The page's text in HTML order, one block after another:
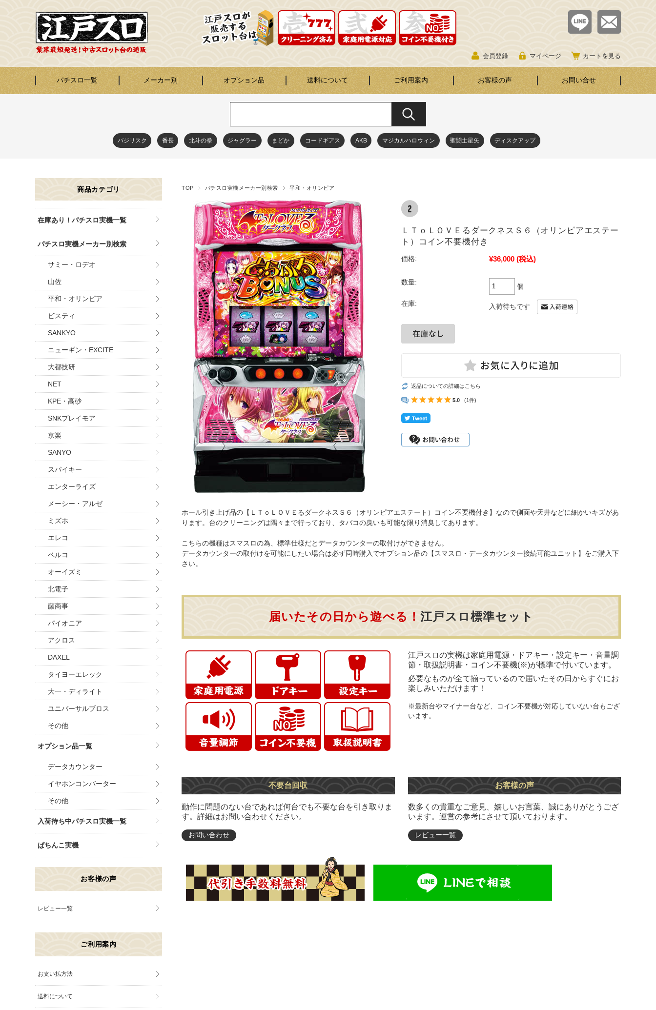
会員登録 マイページ カートを見る
パチスロ一覧 メーカー別 オプション品 送料について ご利用案内 お客様の声 お問い合せ
バジリスク 番長 北斗の拳 ジャグラー まどか コードギアス AKB マジカルハロウィン 聖闘士星矢 ディスクアップ
TOP パチスロ実機メーカー別検索 平和・オリンピア
ＬＴｏＬＯＶＥるダークネスＳ６（オリンピアエステー
ト）コイン不要機付き
価格: ¥36,000 (税込)
数量:
個
在庫: 入荷待ちです
返品についての詳細はこちら
5.0 (1件)
ホール引き上げ品の【ＬＴｏＬＯＶＥるダークネスＳ６（オリンピアエステート）コイン不要機付き】なので側面や天井などに細かいキズがあ
ります。台のクリーニングは隅々まで行っており、タバコの臭いも可能な限り消臭してあります。
こちらの機種はスマスロの為、標準仕様だとデータカウンターの取付けができません。
データカウンターの取付けを可能にしたい場合は必ず同時購入でオプション品の【スマスロ・データカウンター接続可能ユニット】をご購入下
さい。
届いたその日から遊べる！江戸スロ標準セット
江戸スロの実機は家庭用電源・ドアキー・設定キー・音量調
節・取扱説明書・コイン不要機(※)が標準で付いています。
必要なものが全て揃っているので届いたその日からすぐにお
楽しみいただけます！
※最新台やマイナー台など、コイン不要機が対応していない台もござ
います。
不要台回収
動作に問題のない台であれば何台でも不要な台を引き取りま
す。詳細はお問い合わせください。
お問い合わせ
お客様の声
数多くの貴重なご意見、嬉しいお言葉、誠にありがとうござ
います。運営の参考にさせて頂いております。
レビュー一覧
商品カテゴリ
在庫あり！パチスロ実機一覧
パチスロ実機メーカー別検索
サミー・ロデオ
山佐
平和・オリンピア
ビスティ
SANKYO
ニューギン・EXCITE
大都技研
NET
KPE・高砂
SNKプレイモア
京楽
SANYO
スパイキー
エンターライズ
メーシー・アルゼ
ミズホ
エレコ
ベルコ
オーイズミ
北電子
藤商事
パイオニア
アクロス
DAXEL
タイヨーエレック
大一・ディライト
ユニバーサルブロス
その他
オプション品一覧
データカウンター
イヤホンコンバーター
その他
入荷待ち中パチスロ実機一覧
ぱちんこ実機
お客様の声
レビュー一覧
ご利用案内
お支い払方法
送料について